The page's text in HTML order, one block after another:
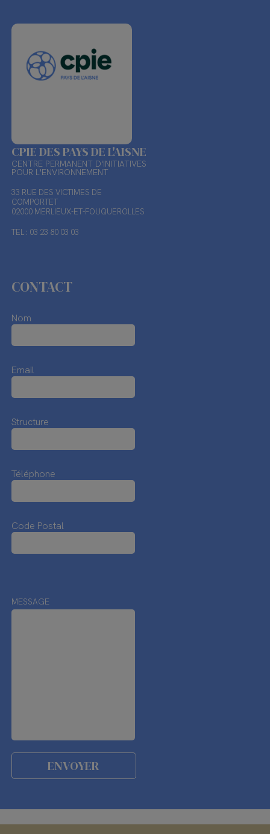
CPIE DES PAYS DE L'AISNE
CENTRE PERMANENT D'INITIATIVES
POUR L'ENVIRONNEMENT
33 RUE DES VICTIMES DE
COMPORTET
02000 MERLIEUX-ET-FOUQUEROLLES
TEL : 03 23 80 03 03
CONTACT
Nom
Email
Structure
Téléphone
Code Postal
MESSAGE